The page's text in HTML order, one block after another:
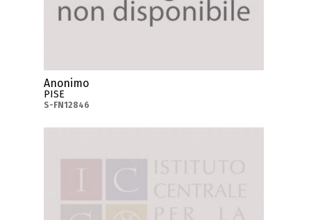
Anonimo
PISE
S-FN12846